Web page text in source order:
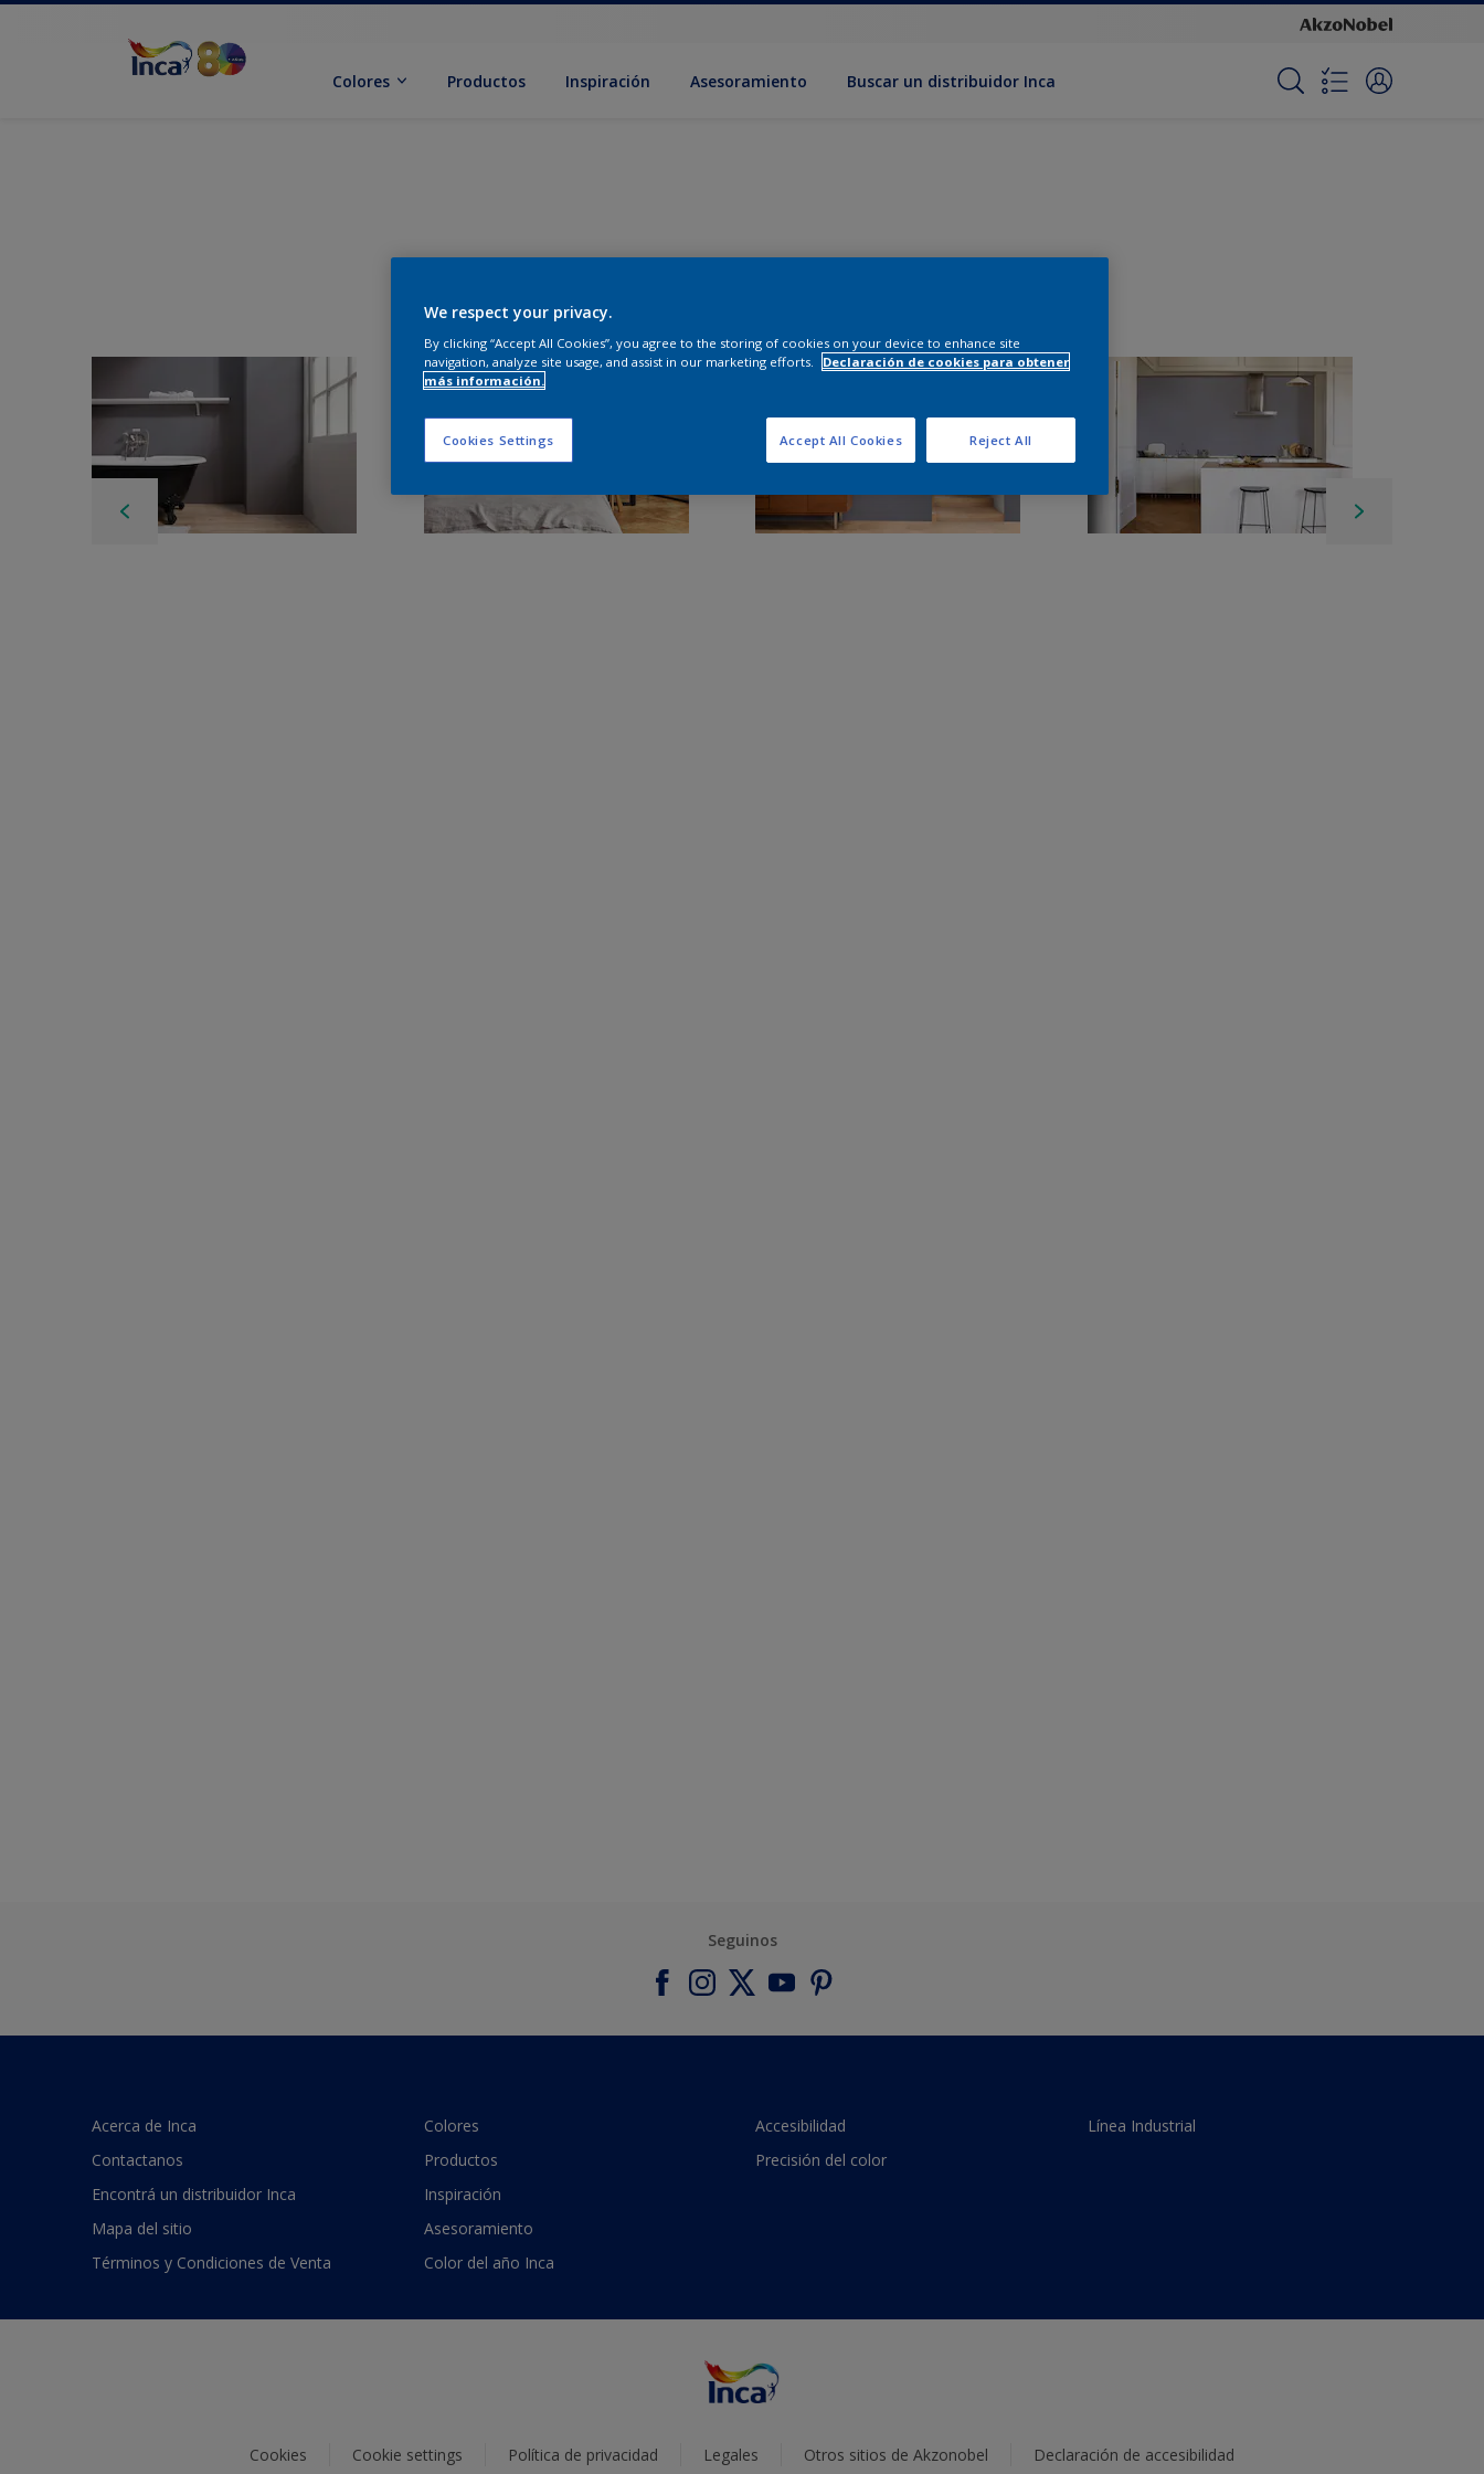
Colores Productos Inspiración Asesoramiento Buscar un distribuidor Inca
Seguinos
Acerca de Inca
Contactanos
Encontrá un distribuidor Inca
Mapa del sitio
Términos y Condiciones de Venta
Colores
Productos
Inspiración
Asesoramiento
Color del año Inca
Accesibilidad
Precisión del color
Línea Industrial
Cookies Cookie settings Política de privacidad Legales Otros sitios de Akzonobel Declaración de accesibilidad
We respect your privacy.
By clicking “Accept All Cookies”, you agree to the storing of cookies on your device to enhance site
navigation, analyze site usage, and assist in our marketing efforts.
Declaración de cookies para obtener
más información.
Cookies Settings Reject All
Accept All Cookies